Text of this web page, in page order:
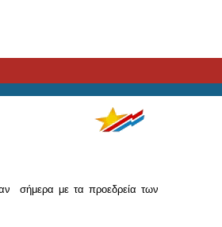
σήμερα με τα προεδρεία των